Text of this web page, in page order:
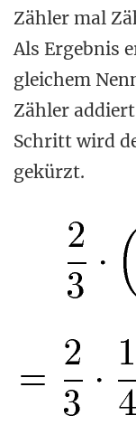
Zähler mal
Als Ergebnis
gleichem
Zähler
Schritt wird
gekürzt.